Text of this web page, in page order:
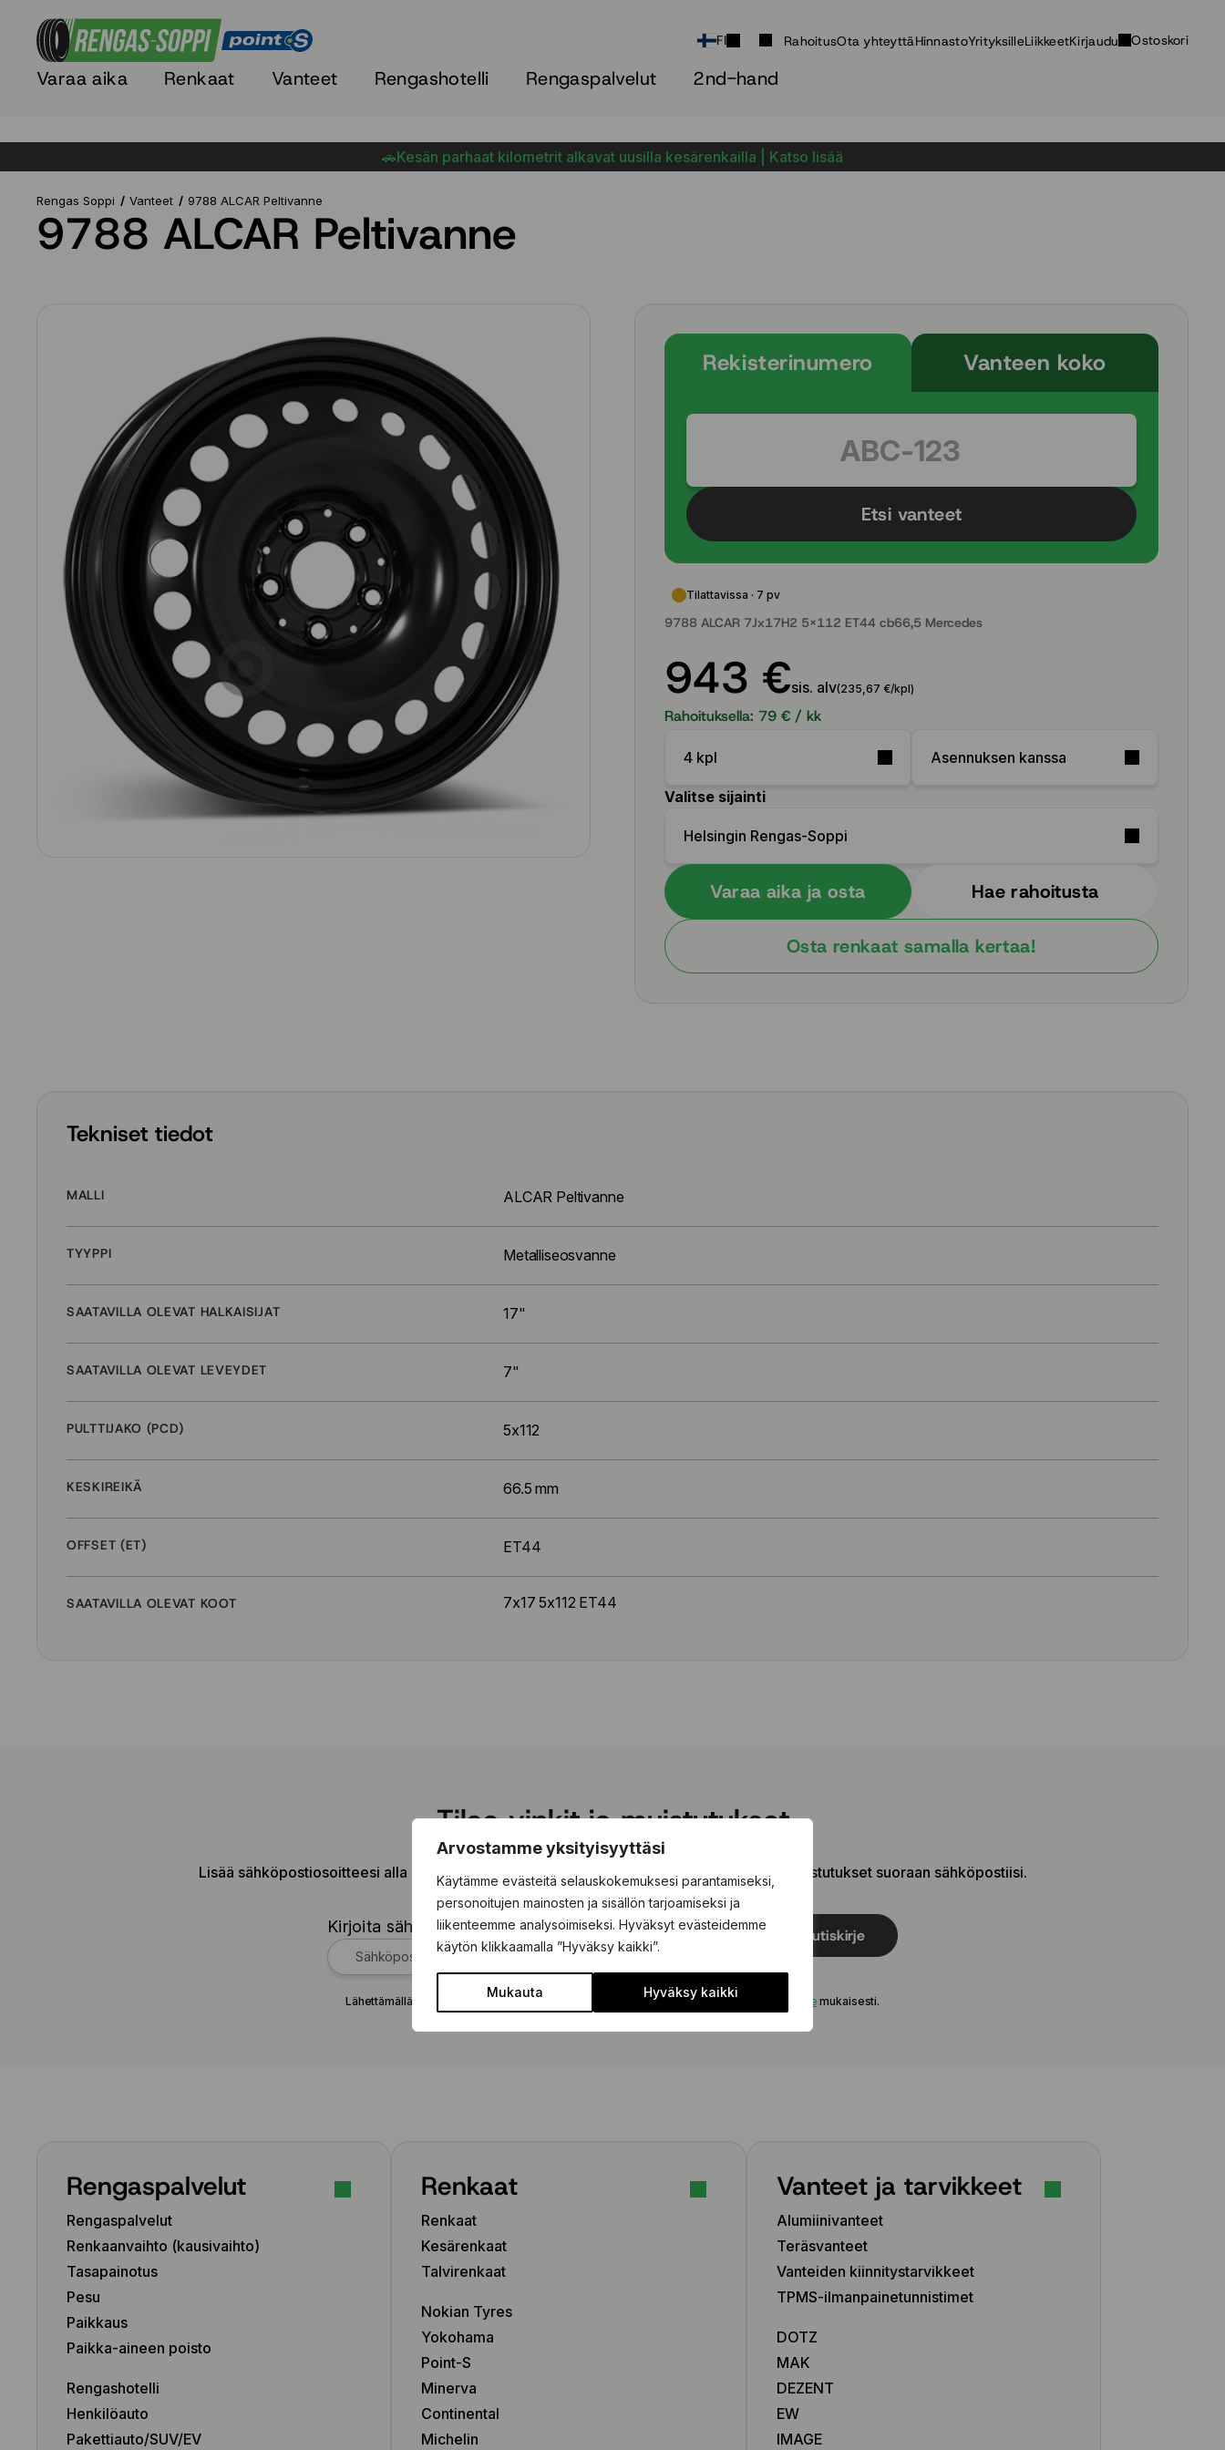
Arvostamme yksityisyyttäsi
Käytämme evästeitä selauskokemuksesi parantamiseksi,
personoitujen mainosten ja sisällön tarjoamiseksi ja
liikenteemme analysoimiseksi. Hyväksyt evästeidemme
käytön klikkaamalla ”Hyväksy kaikki”.
Mukauta Hyväksy kaikki
FI RahoitusOta yhteyttäHinnastoYrityksilleLiikkeetKirjaudu Ostoskori
Varaa aika Renkaat Vanteet Rengashotelli Rengaspalvelut 2nd-hand
🚗Kesän parhaat kilometrit alkavat uusilla kesärenkailla | Katso lisää
Rengas Soppi Vanteet 9788 ALCAR Peltivanne
9788 ALCAR Peltivanne
Rekisterinumero Vanteen koko
Etsi vanteet
Tilattavissa · 7 pv
9788 ALCAR 7Jx17H2 5x112 ET44 cb66,5 Mercedes
943 €sis. alv(235,67 €/kpl)
Rahoituksella: 79 € / kk
4 kpl Asennuksen kanssa
Valitse sijainti
Helsingin Rengas-Soppi
Varaa aika ja osta Hae rahoitusta
Osta renkaat samalla kertaa!
Tekniset tiedot
MALLI ALCAR Peltivanne
TYYPPI Metalliseosvanne
SAATAVILLA OLEVAT HALKAISIJAT 17"
SAATAVILLA OLEVAT LEVEYDET 7"
PULTTIJAKO (PCD) 5x112
KESKIREIKÄ 66.5 mm
OFFSET (ET) ET44
SAATAVILLA OLEVAT KOOT 7x17 5x112 ET44
Tilaa vinkit ja muistutukset
Lisää sähköpostiosoitteesi alla olevaan kenttään ja tilaa kiinnostavimmat vinkit ja kausimuistutukset suoraan sähköpostiisi.
Kirjoita sähköpostisi tähän... Tilaa uutiskirje
Lähettämällä tämän lomakkeen hyväksyt, että tietojasi käsitellääntietosuojakäytäntömme mukaisesti.
Rengaspalvelut
Rengaspalvelut
Renkaanvaihto (kausivaihto)
Tasapainotus
Pesu
Paikkaus
Paikka-aineen poisto
Rengashotelli
Henkilöauto
Pakettiauto/SUV/EV
Renkaat
Renkaat
Kesärenkaat
Talvirenkaat
Nokian Tyres
Yokohama
Point-S
Minerva
Continental
Michelin
Vanteet ja tarvikkeet
Alumiinivanteet
Teräsvanteet
Vanteiden kiinnitystarvikkeet
TPMS-ilmanpainetunnistimet
DOTZ
MAK
DEZENT
EW
IMAGE